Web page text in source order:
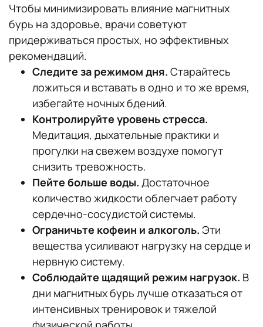
Чтобы минимизировать влияние магнитных
бурь на здоровье, врачи советуют
придерживаться простых, но эффективных
рекомендаций.
Следите за режимом дня. Старайтесь
ложиться и вставать в одно и то же время,
избегайте ночных бдений.
Контролируйте уровень стресса.
Медитация, дыхательные практики и
прогулки на свежем воздухе помогут
снизить тревожность.
Пейте больше воды. Достаточное
количество жидкости облегчает работу
сердечно-сосудистой системы.
Ограничьте кофеин и алкоголь. Эти
вещества усиливают нагрузку на сердце и
нервную систему.
Соблюдайте щадящий режим нагрузок. В
дни магнитных бурь лучше отказаться от
интенсивных тренировок и тяжелой